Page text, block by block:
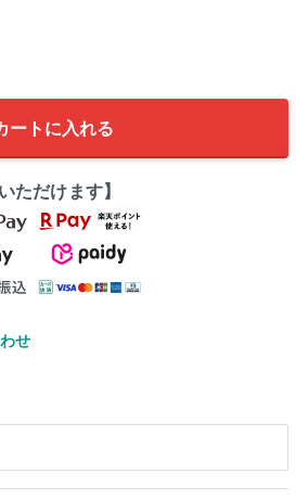
ートに入れる
ただけます】
せ